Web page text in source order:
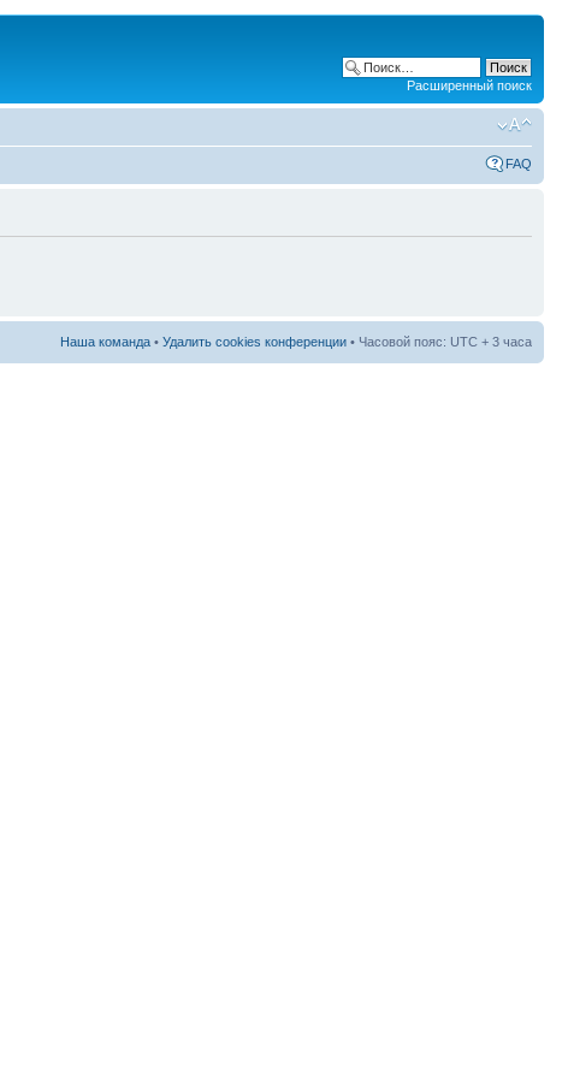
Расширенный поиск
FAQ
Наша команда • Удалить cookies конференции • Часовой пояс: UTC + 3 часа